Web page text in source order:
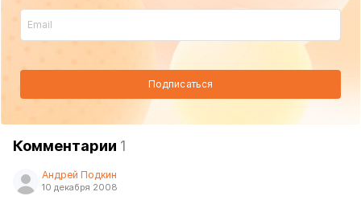
Подписаться
Комментарии 1
Андрей Подкин
10 декабря 2008